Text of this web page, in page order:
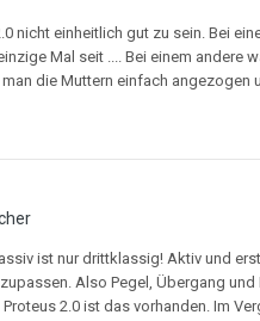
nicht einheitlich gut zu sein. Bei
Mal seit .... Bei einem andere
die Muttern einfach
ist nur drittklassig! Aktiv und
Also Pegel, Übergang
2.0 ist das vorhanden. Im